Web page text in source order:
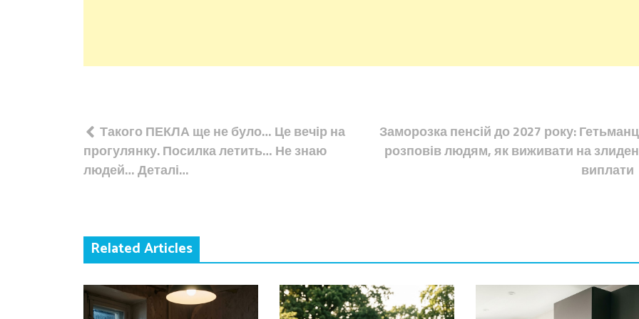
Навігація
записів
Такого ПЕКЛА ще не було… Це вечір на
прогулянку. Посилка летить… Не знаю
людей… Деталі…
Заморозка пенсій до 2027 року:
розповів людям, як виживати на
виплати
Related Articles